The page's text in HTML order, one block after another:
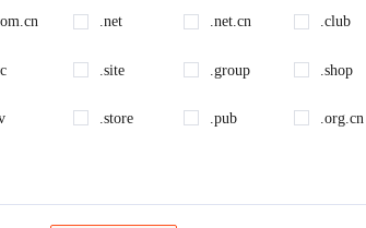
.net .net.cn .club
.site .group .shop
.store .pub .org.cn